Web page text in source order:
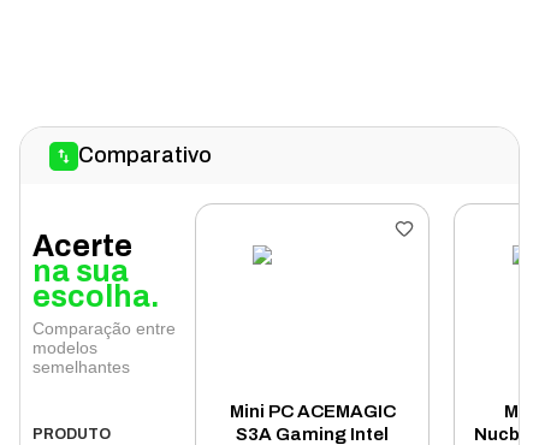
Comparativo
Acerte
na sua
escolha.
Comparação entre
modelos
semelhantes
PRODUTO
Mini PC ACEMAGIC
S3A Gaming Intel